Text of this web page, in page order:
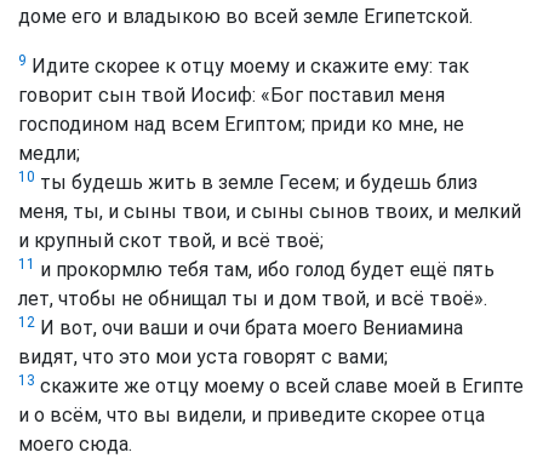
доме его и владыкою во всей земле Египетской.
9 Идите скорее к отцу моему и скажите ему: так
говорит сын твой Иосиф: «Бог поставил меня
господином над всем Египтом; приди ко мне, не
медли;
10 ты будешь жить в земле Гесем; и будешь близ
меня, ты, и сыны твои, и сыны сынов твоих, и мелкий
и крупный скот твой, и всё твоё;
11 и прокормлю тебя там, ибо голод будет ещё пять
лет, чтобы не обнищал ты и дом твой, и всё твоё».
12 И вот, очи ваши и очи брата моего Вениамина
видят, что это мои уста говорят с вами;
13 скажите же отцу моему о всей славе моей в Египте
и о всём, что вы видели, и приведите скорее отца
моего сюда.